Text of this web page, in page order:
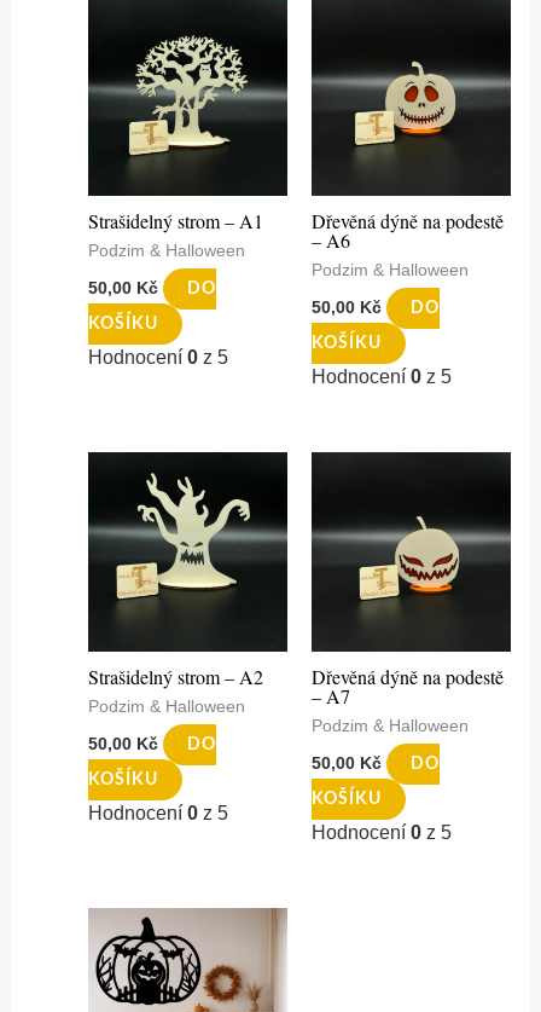
Strašidelný strom – A1
Podzim & Halloween
50,00 Kč DO
KOŠÍKU
Hodnocení 0z 5
Dřevěná dýně na podestě
– A6
Podzim & Halloween
50,00 Kč DO
KOŠÍKU
Hodnocení 0 z 5
Strašidelný strom – A2
Podzim & Halloween
50,00 Kč DO
KOŠÍKU
Hodnocení 0z 5
Dřevěná dýně na podestě
– A7
Podzim & Halloween
50,00 Kč DO
KOŠÍKU
Hodnocení 0 z 5